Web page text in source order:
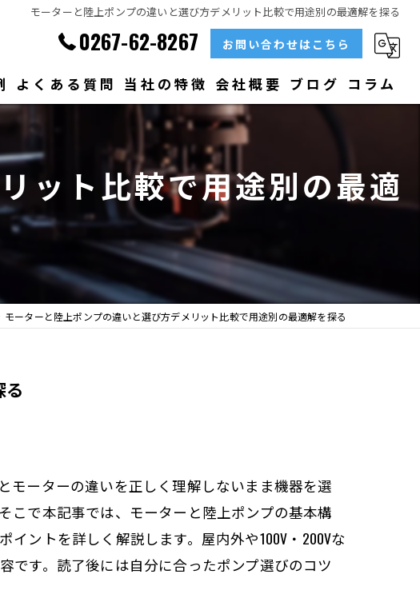
モーターと陸上ポンプの違いと選び方デメリット比較で用途別の最適解を探る
0267-62-8267 お問い合わせはこちら
よくある質問 当社の特徴
ベアリング
大型
メンテナンス
販売
会社概要 ブログ コラム
ット比較で用途別の最適
モーターと陸上ポンプの違いと選び方デメリット比較で用途別の最適解を探る
る
モーターの違いを正しく理解しないまま機器を選
こで本記事では、モーターと陸上ポンプの基本構
ントを詳しく解説します。屋内外や100V・200Vな
です。読了後には自分に合ったポンプ選びのコツ